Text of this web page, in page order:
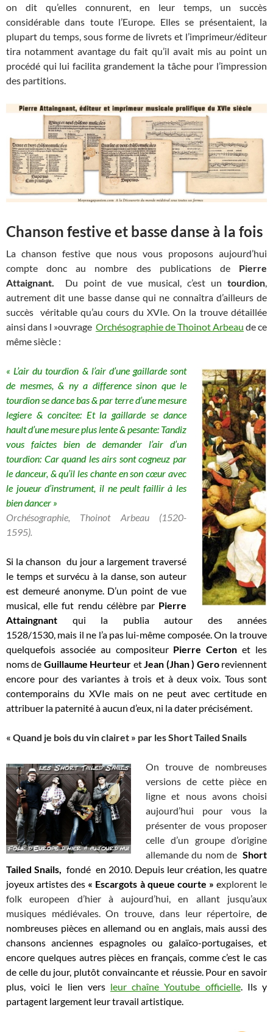
on dit qu’elles connurent, en leur temps, un succès
considérable dans toute l’Europe. Elles se présentaient, la
plupart du temps, sous forme de livrets et l’imprimeur/éditeur
tira notamment avantage du fait qu’il avait mis au point un
procédé qui lui facilita grandement la tâche pour l’impression
des partitions.
Chanson festive et basse danse à la fois
La chanson festive que nous vous proposons aujourd’hui
compte donc au nombre des publications de Pierre
Attaignant. Du point de vue musical, c’est un tourdion
autrement dit une basse danse qui ne connaîtra d’ailleurs de
succès véritable qu’au cours du XVIe. On la trouve détaillée
ainsi dans l »ouvrage Orchésographie de Thoinot Arbeau de ce
même siècle :
« L’air du tourdion & l’air d’une gaillarde sont
de mesmes, & ny a difference sinon que le
tourdion se dance bas & par terre d’une mesure
legiere & concitee: Et la gaillarde se dance
hault d’une mesure plus lente & pesante: Tandiz
vous faictes bien de demander l’air d’un
tourdion: Car quand les airs sont cogneuz par
le danceur, & qu’il les chante en son cœur avec
le joueur d’instrument, il ne peult faillir à les
bien dancer »
Orchésographie, Thoinot Arbeau (1520-
1595).
Si la chanson du jour a largement traversé
le temps et survécu à la danse, son auteur
est demeuré anonyme. D’un point de vue
musical, elle fut rendu célèbre par Pierre
Attaingnant qui la publia autour des années
1528/1530, mais il ne l’a pas lui-même composée. On la trouve
quelquefois associée au compositeur Pierre Certon et les
noms de Guillaume Heurteur et Jean (Jhan ) Geroreviennent
encore pour des variantes à trois et à deux voix. Tous sont
contemporains du XVIe mais on ne peut avec certitude en
attribuer la paternité à aucun d’eux, ni la dater précisément.
« Quand je bois du vin clairet » par les Short Tailed Snails
On trouve de nombreuses
versions de cette pièce en
ligne et nous avons choisi
aujourd’hui pour vous la
présenter de vous proposer
celle d’un groupe d’origine
allemande du nom de Short
Tailed Snails, fondé en 2010 . Depuis leur création, les quatre
joyeux artistes des « Escargots à queue courte » explorent le
folk europeen d’hier à aujourd’hui, en allant jusqu’aux
musiques médiévales. On trouve, dans leur répertoire, de
nombreuses pièces en allemand ou en anglais, mais aussi des
chansons anciennes espagnoles ou galaïco-portugaises, et
encore quelques autres pièces en français, comme c’est le cas
de celle du jour, plutôt convaincante et réussie. Pour en savoir
plus, voici le lien vers leur chaîne Youtube officielle. Ils y
partagent largement leur travail artistique.